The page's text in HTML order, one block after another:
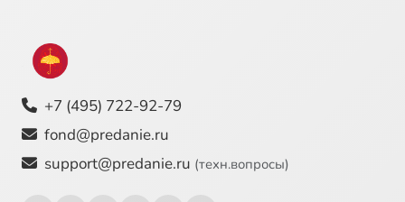
+7 (495) 722-92-79
fond@predanie.ru
support@predanie.ru (техн.вопросы)